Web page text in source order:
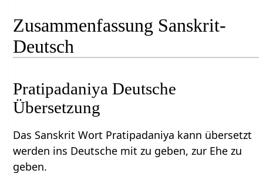
Zusammenfassung Sanskrit-
Deutsch
Pratipadaniya Deutsche
Übersetzung
Das Sanskrit Wort Pratipadaniya kann übersetzt
werden ins Deutsche mit zu geben, zur Ehe zu
geben.